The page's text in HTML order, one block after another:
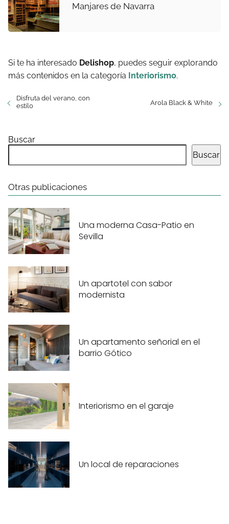
Manjares de Navarra
Si te ha interesado Delishop, puedes seguir explorando
más contenidos en la categoría Interiorismo.
Disfruta del verano, con
estilo
Arola Black & White
Buscar
Buscar
Otras publicaciones
Una moderna Casa-Patio en
Sevilla
Un apartotel con sabor
modernista
Un apartamento señorial en el
barrio Gótico
Interiorismo en el garaje
Un local de reparaciones